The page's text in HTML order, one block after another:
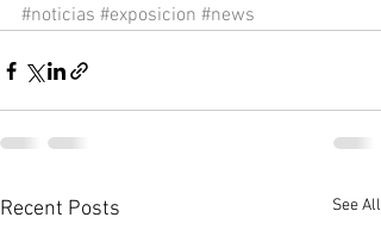
#noticias #exposicion #news
Recent Posts See All